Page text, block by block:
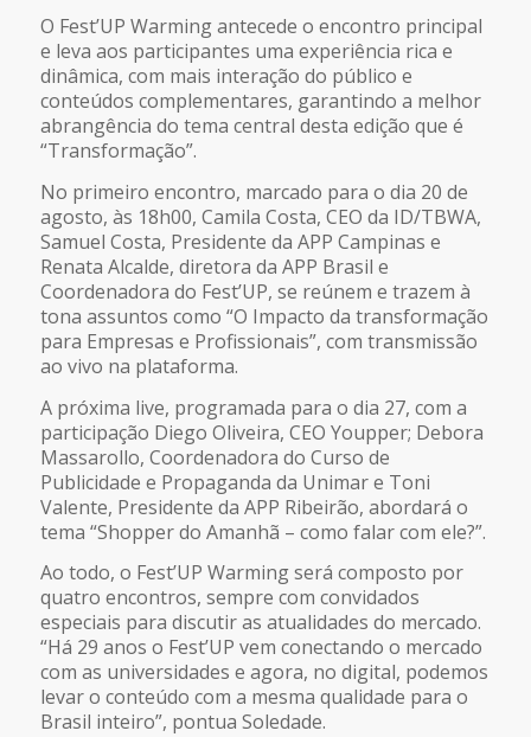
O Fest’UP Warming antecede o encontro principal
e leva aos participantes uma experiência rica e
dinâmica, com mais interação do público e
conteúdos complementares, garantindo a melhor
abrangência do tema central desta edição que é
“Transformação”.
No primeiro encontro, marcado para o dia 20 de
agosto, às 18h00, Camila Costa, CEO da ID/TBWA,
Samuel Costa, Presidente da APP Campinas e
Renata Alcalde, diretora da APP Brasil e
Coordenadora do Fest’UP, se reúnem e trazem à
tona assuntos como “O Impacto da transformação
para Empresas e Profissionais”, com transmissão
ao vivo na plataforma.
A próxima live, programada para o dia 27, com a
participação Diego Oliveira, CEO Youpper; Debora
Massarollo, Coordenadora do Curso de
Publicidade e Propaganda da Unimar e Toni
Valente, Presidente da APP Ribeirão, abordará o
tema “Shopper do Amanhã – como falar com ele?”.
Ao todo, o Fest’UP Warming será composto por
quatro encontros, sempre com convidados
especiais para discutir as atualidades do mercado.
“Há 29 anos o Fest’UP vem conectando o mercado
com as universidades e agora, no digital, podemos
levar o conteúdo com a mesma qualidade para o
Brasil inteiro”, pontua Soledade.